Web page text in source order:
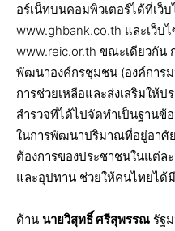
อร์เน็ทบนคอมพิวเตอร์ได้ที่เว็
www.ghbank.co.th และเว็
www.reic.or.th ขณะเดียวกัน
พัฒนาองค์กรชุมชน (องค์การ
การช่วยเหลือและส่งเสริมให้
สำรวจที่ได้ไปจัดทำเป็นฐานข้
ในการพัฒนาปริมาณที่อยู่อาศั
ต้องการของประชาชนในแต่ล
และอุปทาน ช่วยให้คนไทยได้
ด้าน นายวิสุทธิ์ ศรีสุพรรณ รัฐ